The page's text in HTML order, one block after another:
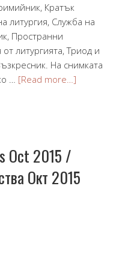
Кратък
литургия, Служба на
Пространни
литургията, Триод и
На снимката
… [Read more…]
Oct 2015 /
Окт 2015